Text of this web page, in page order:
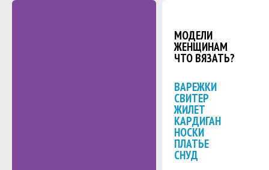
МОДЕЛИ
ЖЕНЩИНАМ
ЧТО ВЯЗАТЬ?
ВАРЕЖКИ
СВИТЕР
ЖИЛЕТ
КАРДИГАН
НОСКИ
ПЛАТЬЕ
СНУД